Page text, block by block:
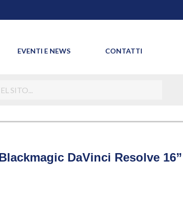
EVENTI E NEWS CONTATTI
DaVinci Resolve 16”